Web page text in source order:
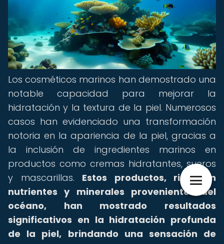
Los cosméticos marinos han demostrado una
notable capacidad para mejorar la
hidratación y la textura de la piel. Numerosos
casos han evidenciado una transformación
notoria en la apariencia de la piel, gracias a
la inclusión de ingredientes marinos en
productos como cremas hidratantes, sueros
y mascarillas. Estos productos, ricos en
nutrientes y minerales provenientes del
océano, han mostrado resultados
significativos en la hidratación profunda
de la piel, brindando una sensación de